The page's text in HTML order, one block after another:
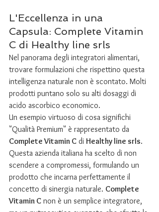
L'Eccellenza in una
Capsula: Complete Vitamin
C di Healthy line srls
Nel panorama degli integratori alimentari,
trovare formulazioni che rispettino questa
intelligenza naturale non è scontato. Molti
prodotti puntano solo su alti dosaggi di
acido ascorbico economico.
Un esempio virtuoso di cosa significhi
"Qualità Premium" è rappresentato da
Complete Vitamin C di Healthy line srls.
Questa azienda italiana ha scelto di non
scendere a compromessi, formulando un
prodotto che incarna perfettamente il
concetto di sinergia naturale. Complete
Vitamin C non è un semplice integratore,